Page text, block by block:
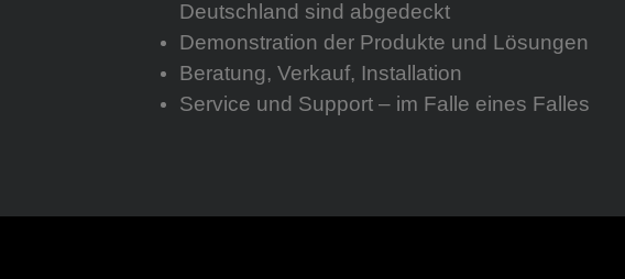
Deutschland sind abgedeckt
Demonstration der Produkte und Lösungen
Beratung, Verkauf, Installation
Service und Support – im Falle eines Falles